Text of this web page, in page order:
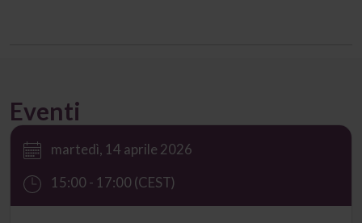
Eventi
martedì, 14 aprile 2026
15:00 - 17:00 (CEST)